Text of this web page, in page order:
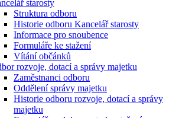
starosty
Struktura odboru
Historie odboru Kancelář starosty
Informace pro snoubence
Formuláře ke stažení
Vítání občánků
rozvoje, dotací a správy majetku
Zaměstnanci odboru
Oddělení správy majetku
Historie odboru rozvoje, dotací a správy
majetku